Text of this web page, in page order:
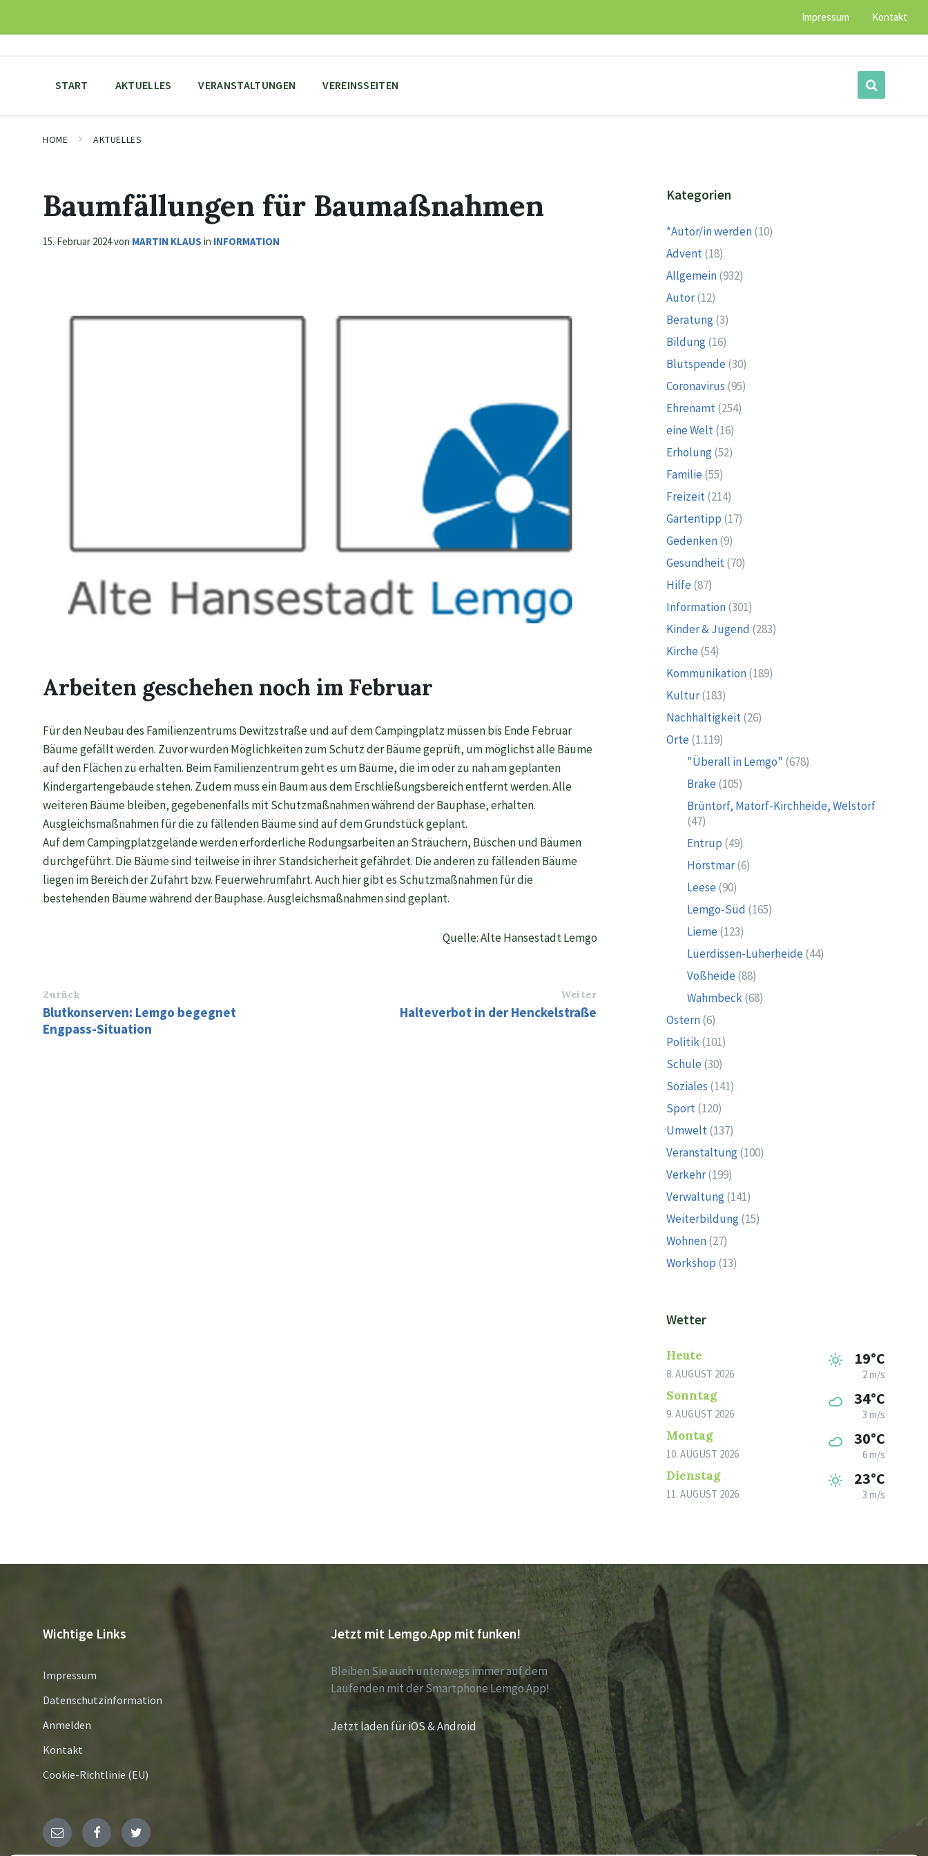
content
main
footer
Impressum Kontakt
START AKTUELLES VERANSTALTUNGEN VEREINSSEITEN
HOME AKTUELLES
Baumfällungen für Baumaßnahmen
15. Februar 2024von MARTIN KLAUS in INFORMATION
Arbeiten geschehen noch im Februar
Für den Neubau des Familienzentrums Dewitzstraße und auf dem Campingplatz müssen bis Ende Februar
Bäume gefällt werden. Zuvor wurden Möglichkeiten zum Schutz der Bäume geprüft, um möglichst alle Bäume
auf den Flächen zu erhalten. Beim Familienzentrum geht es um Bäume, die im oder zu nah am geplanten
Kindergartengebäude stehen. Zudem muss ein Baum aus dem Erschließungsbereich entfernt werden. Alle
weiteren Bäume bleiben, gegebenenfalls mit Schutzmaßnahmen während der Bauphase, erhalten.
Ausgleichsmaßnahmen für die zu fällenden Bäume sind auf dem Grundstück geplant.
Auf dem Campingplatzgelände werden erforderliche Rodungsarbeiten an Sträuchern, Büschen und Bäumen
durchgeführt. Die Bäume sind teilweise in ihrer Standsicherheit gefährdet. Die anderen zu fällenden Bäume
liegen im Bereich der Zufahrt bzw. Feuerwehrumfahrt. Auch hier gibt es Schutzmaßnahmen für die
bestehenden Bäume während der Bauphase. Ausgleichsmaßnahmen sind geplant.
Quelle: Alte Hansestadt Lemgo
Zurück
Blutkonserven: Lemgo begegnet
Engpass-Situation
Weiter
Halteverbot in der Henckelstraße
Kategorien
*Autor/in werden(10)
Advent(18)
Allgemein(932)
Autor(12)
Beratung(3)
Bildung(16)
Blutspende (30)
Coronavirus (95)
Ehrenamt(254)
eine Welt(16)
Erholung(52)
Familie (55)
Freizeit(214)
Gartentipp (17)
Gedenken(9)
Gesundheit(70)
Hilfe (87)
Information(301)
Kinder & Jugend (283)
Kirche (54)
Kommunikation(189)
Kultur(183)
Nachhaltigkeit(26)
Orte (1.119)
"Überall in Lemgo" (678)
Brake (105)
Brüntorf, Matorf-Kirchheide, Welstorf
(47)
Entrup (49)
Hörstmar(6)
Leese (90)
Lemgo-Süd (165)
Lieme (123)
Lüerdissen-Luherheide (44)
Voßheide (88)
Wahmbeck(68)
Ostern(6)
Politik(101)
Schule (30)
Soziales (141)
Sport(120)
Umwelt(137)
Veranstaltung(100)
Verkehr(199)
Verwaltung(141)
Weiterbildung(15)
Wohnen(27)
Workshop (13)
Wetter
Heute
8. AUGUST 2026
19°C
2 m/s
Sonntag
9. AUGUST 2026
34°C
3 m/s
Montag
10. AUGUST 2026
30°C
6 m/s
Dienstag
11. AUGUST 2026
23°C
3 m/s
Wichtige Links
Impressum
Datenschutzinformation
Anmelden
Kontakt
Cookie-Richtlinie (EU)
Jetzt mit Lemgo.App mit funken!
Bleiben Sie auch unterwegs immer auf dem
Laufenden mit der Smartphone Lemgo.App!
Jetzt laden für iOS & Android
E- FacebookTwitter